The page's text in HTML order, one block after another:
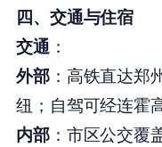
四、交通与住宿
交通 ：
外部：高铁直达郑
纽；自驾可经连霍
内部：市区公交覆